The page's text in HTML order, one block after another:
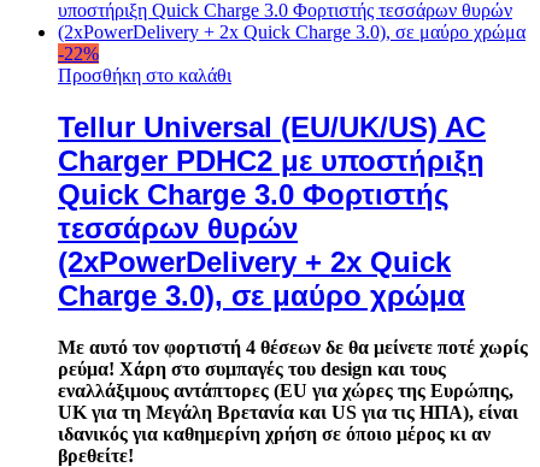
-22%
Προσθήκη στο καλάθι
Tellur Universal (EU/UK/US) AC
Charger PDHC2 με υποστήριξη
Quick Charge 3.0 Φορτιστής
τεσσάρων θυρών
(2xPowerDelivery + 2x Quick
Charge 3.0), σε μαύρο χρώμα
Με αυτό τον φορτιστή 4 θέσεων δε θα μείνετε ποτέ χωρίς
ρεύμα! Χάρη στο συμπαγές του design και τους
εναλλάξιμους αντάπτορες (EU για χώρες της Ευρώπης,
UK για τη Μεγάλη Βρετανία και US για τις ΗΠΑ), είναι
ιδανικός για καθημερίνη χρήση σε όποιο μέρος κι αν
βρεθείτε!